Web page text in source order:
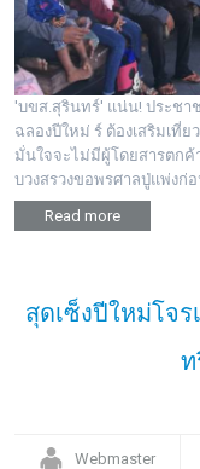
'บขส.สุรินทร์' แน่น! ประชา
ฉลองปีใหม่ ร์ ต้องเสริมเที่ย
มั่นใจจะไม่มีผู้โดยสารตก
บวงสรวงขอพรศาลปู่แพ่งก่
Read more
สุดเซ็งปีใหม่โจ
ท
Webmaster